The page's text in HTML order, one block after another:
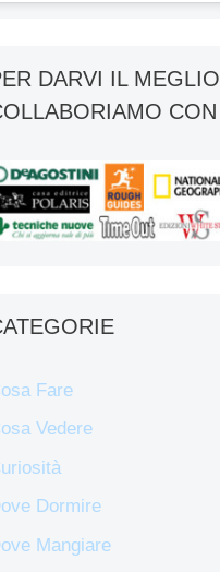
DARVI IL MEGLIO
CON
Fare
Vedere
Dormire
Mangiare